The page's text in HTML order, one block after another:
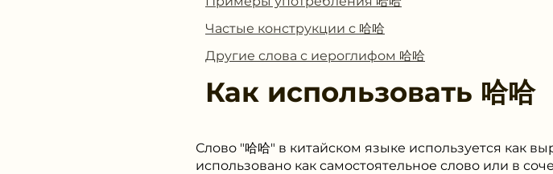
Частые конструкции с 哈哈
Другие слова с иероглифом 哈哈
Как использовать 哈哈
Слово "哈哈" в китайском языке используется как
использовано как самостоятельное слово или в